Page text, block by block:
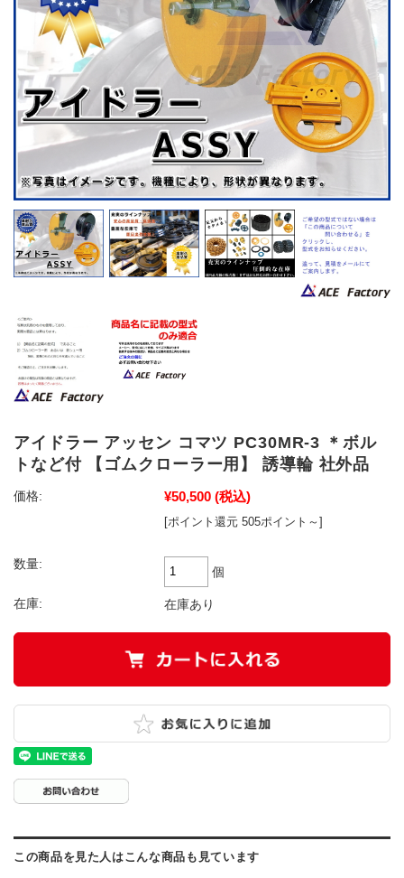
アイドラー アッセン コマツ PC30MR-3 ＊ボル
トなど付 【ゴムクローラー用】 誘導輪 社外品
価格: ¥50,500 (税込)
[ポイント還元 505ポイント～]
数量:
個
在庫: 在庫あり
この商品を見た人はこんな商品も見ています